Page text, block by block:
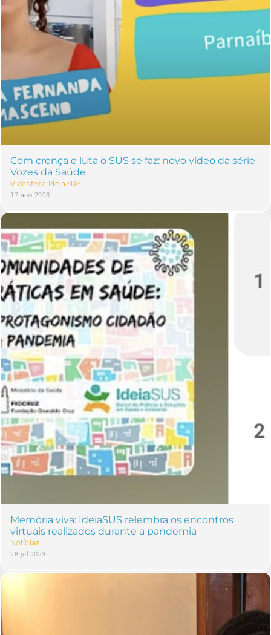
Com crença e luta o SUS se faz: novo vídeo da série
Vozes da Saúde
Videoteca IdeiaSUS
17 ago 2023
Memória viva: IdeiaSUS relembra os encontros
virtuais realizados durante a pandemia
Notícias
28 jul 2023